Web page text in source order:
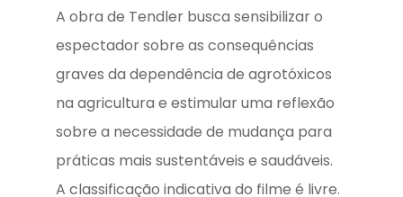
A obra de Tendler busca sensibilizar o
espectador sobre as consequências
graves da dependência de agrotóxicos
na agricultura e estimular uma reflexão
sobre a necessidade de mudança para
práticas mais sustentáveis e saudáveis.
A classificação indicativa do filme é livre.